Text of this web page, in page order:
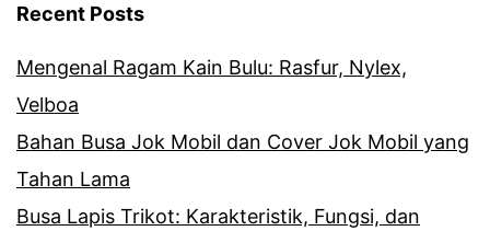
Recent Posts
Mengenal Ragam Kain Bulu: Rasfur, Nylex,
Velboa
Bahan Busa Jok Mobil dan Cover Jok Mobil yang
Tahan Lama
Busa Lapis Trikot: Karakteristik, Fungsi, dan